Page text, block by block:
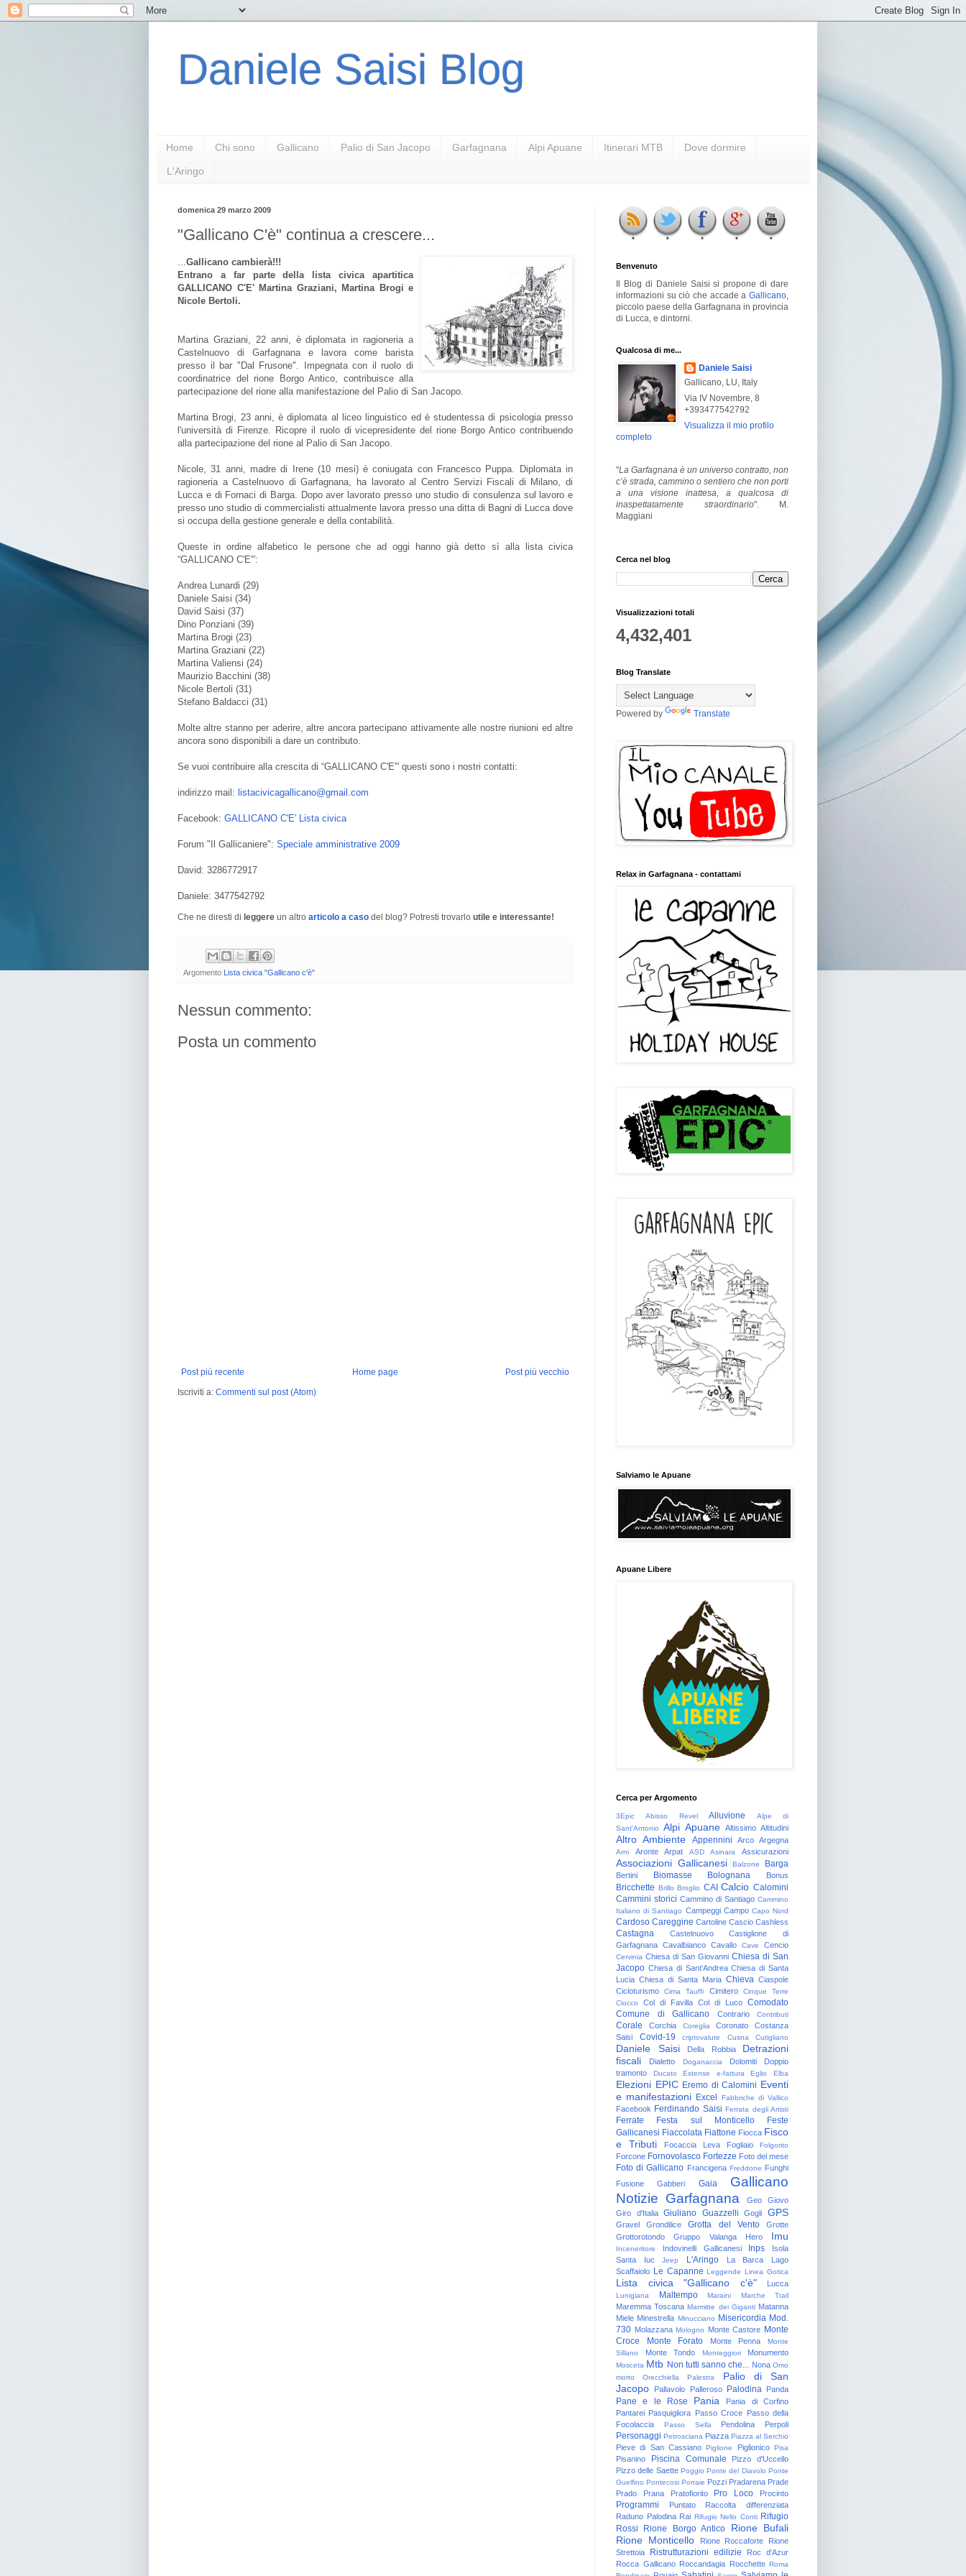
Daniele Saisi Blog
Home Chi sono Gallicano Palio di San Jacopo Garfagnana Alpi Apuane Itinerari MTB Dove dormire
L'Aringo
domenica 29 marzo 2009
"Gallicano C'è" continua a crescere...
...Gallicano cambierà!!!
Entrano a far parte della lista civica apartitica
GALLICANO C'E' Martina Graziani, Martina Brogi e
Nicole Bertoli.
Martina Graziani, 22 anni, è diplomata in ragioneria a
Castelnuovo di Garfagnana e lavora come barista
presso il bar "Dal Frusone". Impegnata con il ruolo di
coordinatrice del rione Borgo Antico, contribuisce alla
partecipazione del rione alla manifestazione del Palio di San Jacopo.
Martina Brogi, 23 anni, è diplomata al liceo linguistico ed è studentessa di psicologia presso
l'università di Firenze. Ricopre il ruolo di vicepresidente del rione Borgo Antico contribuendo
alla partecipazione del rione al Palio di San Jacopo.
Nicole, 31 anni, madre di Irene (10 mesi) è coniugata con Francesco Puppa. Diplomata in
ragioneria a Castelnuovo di Garfagnana, ha lavorato al Centro Servizi Fiscali di Milano, di
Lucca e di Fornaci di Barga. Dopo aver lavorato presso uno studio di consulenza sul lavoro e
presso uno studio di commercialisti attualmente lavora presso una ditta di Bagni di Lucca dove
si occupa della gestione generale e della contabilità.
Queste in ordine alfabetico le persone che ad oggi hanno già detto sì alla lista civica
“GALLICANO C'E'”:
Andrea Lunardi (29)
Daniele Saisi (34)
David Saisi (37)
Dino Ponziani (39)
Martina Brogi (23)
Martina Graziani (22)
Martina Valiensi (24)
Maurizio Bacchini (38)
Nicole Bertoli (31)
Stefano Baldacci (31)
Molte altre stanno per aderire, altre ancora partecipano attivamente alle nostre riunioni ed altre
ancora sono disponibili a dare un contributo.
Se vuoi contribuire alla crescita di “GALLICANO C'E'” questi sono i nostri contatti:
indirizzo mail: listacivicagallicano@gmail.com
Facebook: GALLICANO C'E' Lista civica
Forum "Il Gallicaniere": Speciale amministrative 2009
David: 3286772917
Daniele: 3477542792
Che ne diresti di leggere un altro articolo a caso del blog? Potresti trovarlo utile e interessante!
Argomento Lista civica "Gallicano c'è"
Nessun commento:
Posta un commento
Post più recente Post più vecchio
Home page
Iscriviti a: Commenti sul post (Atom)
Benvenuto
Il Blog di Daniele Saisi si propone di dare
informazioni su ciò che accade a Gallicano
piccolo paese della Garfagnana in provincia
di Lucca, e dintorni.
Qualcosa di me...
Daniele Saisi
Gallicano, LU, Italy
Via IV Novembre, 8
+393477542792
Visualizza il mio profilo
completo
"La Garfagnana è un universo contratto, non
c’è strada, cammino o sentiero che non porti
a una visione inattesa, a qualcosa di
inaspettatamente straordinario". M.
Maggiani
Cerca nel blog
Visualizzazioni totali
4,432,401
Blog Translate
Powered by Translate
Relax in Garfagnana - contattami
Salviamo le Apuane
Apuane Libere
Cerca per Argomento
3Epic Abisso Revel Alluvione
Alpe di
Sant'Antonio
Alpi Apuane Altissimo Altitudini
Altro Ambiente Appennini Arco Argegna
Arni Aronte Arpat ASD Asinara Assicurazioni
Associazioni Gallicanesi Balzone Barga
Bertini Biomasse Bolognana Bonus
Bricchette Brillo Broglio CAI Calcio Calomini
Cammini storici Cammino di Santiago Cammino
Italiano di Santiago Campeggi Campo Capo Nord
Cardoso Careggine Cartoline Cascio Cashless
Castagna Castelnuovo
Castiglione di
Garfagnana Cavalbianco Cavallo Cave Cencio
Cervinia Chiesa di San Giovanni Chiesa di San
Jacopo Chiesa di Sant'Andrea Chiesa di Santa
Lucia Chiesa di Santa Maria Chieva Ciaspole
Cicloturismo
Cima Tauffi Cimitero
Cinque Terre
Ciocco
Col di Favilla Col di Luco Comodato
Comune di Gallicano
Contrario Contributi
Corale Corchia Coreglia Coronato
Costanza
Saisi
Covid-19 criptovalute Cusna Cutigliano
Daniele Saisi Della Robbia
Detrazioni
fiscali
Dialetto Doganaccia Dolomiti
Doppio
tramonto
Ducato Estense e-fattura Eglio Elba
Elezioni EPIC Eremo di Calomini Eventi
e manifestazioni Excel Fabbriche di Vallico
Facebook Ferdinando Saisi Ferrata degli Artisti
Ferrate Festa sul Monticello
Feste
Gallicanesi Fiaccolata Fiattone Fiocca Fisco
e Tributi
Focaccia Leva Fogliaio Folgorito
Forcone Fornovolasco Fortezze Foto del mese
Foto di Gallicano Francigena Freddone Funghi
Fusione
Gabberi Gaia
Gallicano
Notizie Garfagnana Geo
Giovo
Giro d'Italia
Giuliano Guazzelli Gogli GPS
Gravel Grondilice Grotta del Vento
Grotte
Grottorotondo
Gruppo Valanga Hero Imu
Inceneritore Indovinelli Gallicanesi Inps
Isola
Santa
Iuc Jeep L'Aringo La Barca
Lago
Scaffaiolo Le Capanne Leggende Linea Gotica
Lista civica "Gallicano c'è" Lucca
Lunigiana Maltempo Maraini Marche Trail
Maremma Toscana Marmitte dei Giganti Matanna
Miele Minestrella Minucciano Misericordia Mod.
730 Molazzana Mologno Monte Castore Monte
Croce
Monte Forato Monte Penna
Monte
Sillano
Monte Tondo Monteggiori Monumento
Mosceta Mtb Non tutti sanno che... Nona Omo
morto
Orecchiella Palestra
Palio di San
Jacopo
Pallavolo Palleroso Palodina Panda
Pane e le Rose Pania
Pania di Corfino
Pantarei Pasquigliora Passo Croce Passo della
Focolaccia
Passo Sella Pendolina Perpoli
Personaggi Petrosciana Piazza Piazza al Serchio
Pieve di San Cassiano Piglione Piglionico Pisa
Pisanino Piscina Comunale
Pizzo d'Uccello
Pizzo delle Saette Poggio Ponte del Diavolo Ponte
Guelfino Pontecosi Porraie Pozzi Pradarena Prade
Prado
Prana Pratofiorito Pro Loco Procinto
Programmi Puntato
Raccolta differenziata
Raduno Palodina Rai Rifugio Nello Conti Rifugio
Rossi
Rione Borgo Antico
Rione Bufali
Rione Monticello
Rione Roccaforte
Rione
Strettoia
Ristrutturazioni edilizie
Roc d'Azur
Rocca Gallicano Roccandagia Rocchette Roma